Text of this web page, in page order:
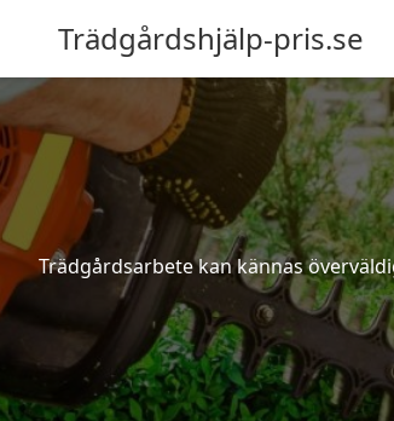
Trädgårdshjälp-pris.se
Trädgårdsarbete kan kännas